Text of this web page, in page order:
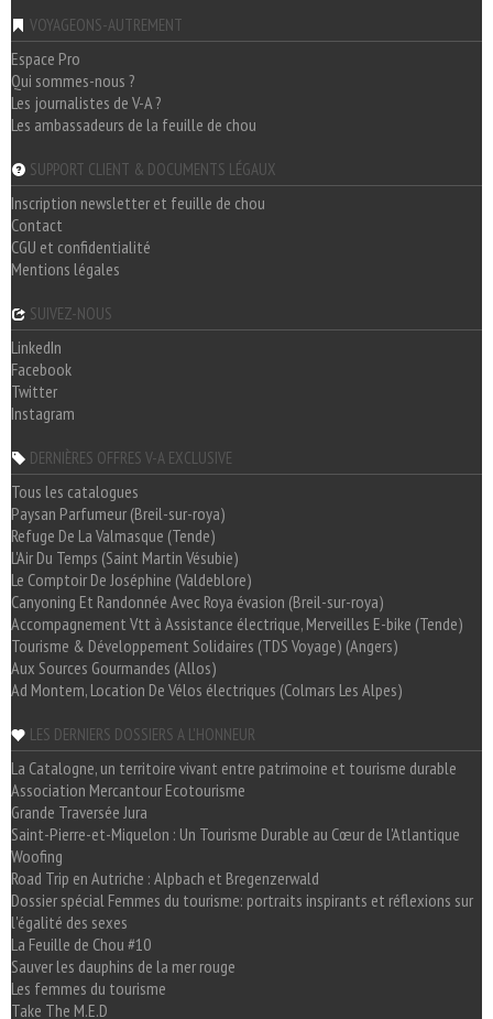
VOYAGEONS-AUTREMENT
Espace Pro
Qui sommes-nous ?
Les journalistes de V-A ?
Les ambassadeurs de la feuille de chou
SUPPORT CLIENT & DOCUMENTS LÉGAUX
Inscription newsletter et feuille de chou
Contact
CGU et confidentialité
Mentions légales
SUIVEZ-NOUS
LinkedIn
Facebook
Twitter
Instagram
DERNIÈRES OFFRES V-A EXCLUSIVE
Tous les catalogues
Paysan Parfumeur (Breil-sur-roya)
Refuge De La Valmasque (Tende)
L'Air Du Temps (Saint Martin Vésubie)
Le Comptoir De Joséphine (Valdeblore)
Canyoning Et Randonnée Avec Roya évasion (Breil-sur-roya)
Accompagnement Vtt à Assistance électrique, Merveilles E-bike (Tende)
Tourisme & Développement Solidaires (TDS Voyage) (Angers)
Aux Sources Gourmandes (Allos)
Ad Montem, Location De Vélos électriques (Colmars Les Alpes)
LES DERNIERS DOSSIERS A L'HONNEUR
La Catalogne, un territoire vivant entre patrimoine et tourisme durable
Association Mercantour Ecotourisme
Grande Traversée Jura
Saint-Pierre-et-Miquelon : Un Tourisme Durable au Cœur de l'Atlantique
Woofing
Road Trip en Autriche : Alpbach et Bregenzerwald
Dossier spécial Femmes du tourisme: portraits inspirants et réflexions sur
l'égalité des sexes
La Feuille de Chou #10
Sauver les dauphins de la mer rouge
Les femmes du tourisme
Take The M.E.D